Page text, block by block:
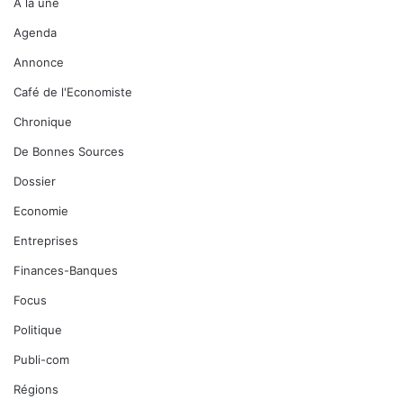
Agenda
Annonce
Café de l'Economiste
Chronique
De Bonnes Sources
Dossier
Economie
Entreprises
Finances-Banques
Focus
Politique
Publi-com
Régions